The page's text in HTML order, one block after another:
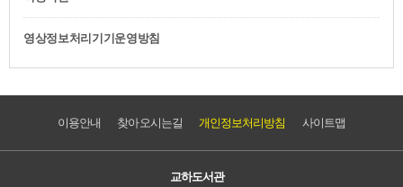
영상정보처리기기운영방침
이용안내 찾아오시는길 개인정보처리방침 사이트맵
교하도서관